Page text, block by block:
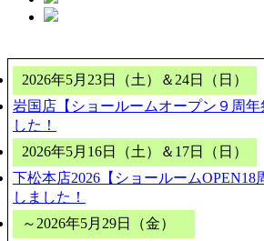
2026年5月23日（土）＆24日（日）
岩国店【ショールームオープン９周年
した！
2026年5月16日（土）＆17日（日）
下松本店2026【ショールームOPEN18
しました！
～2026年5月29日（金）